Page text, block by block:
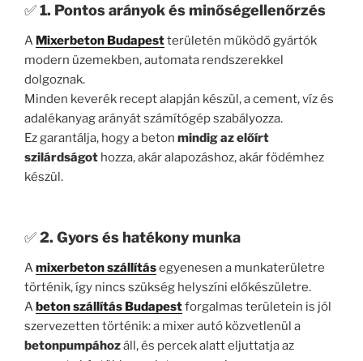
✅1. Pontos arányok és minőségellenőrzés
A Mixerbeton Budapestterületén működő gyártók
modern üzemekben, automata rendszerekkel
dolgoznak.
Minden keverék recept alapján készül, a cement, víz és
adalékanyag arányát számítógép szabályozza.
Ez garantálja, hogy a beton mindig az előírt
szilárdságot hozza, akár alapozáshoz, akár födémhez
készül.
✅2. Gyors és hatékony munka
Amixerbeton szállításegyenesen a munkaterületre
történik, így nincs szükség helyszíni előkészületre.
A beton szállítás Budapestforgalmas területein is jól
szervezetten történik: a mixer autó közvetlenül a
betonpumpáhozáll, és percek alatt eljuttatja az